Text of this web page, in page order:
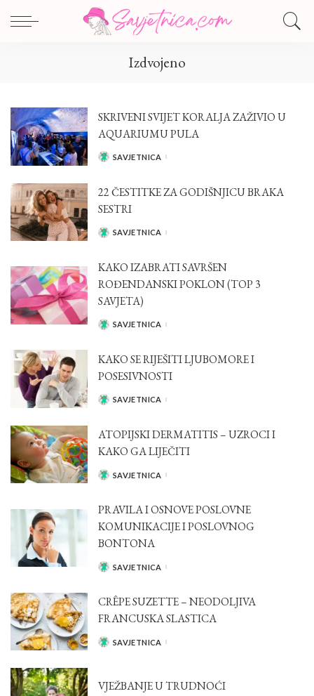
Izdvojeno
SKRIVENI SVIJET KORALJA ZAŽIVIO U
AQUARIUMU PULA
POSTED
SAVJETNICA
22 ČESTITKE ZA GODIŠNJICU BRAKA
SESTRI
POSTED
SAVJETNICA
KAKO IZABRATI SAVRŠEN
ROĐENDANSKI POKLON (TOP 3
SAVJETA)
POSTED
SAVJETNICA
KAKO SE RIJEŠITI LJUBOMORE I
POSESIVNOSTI
POSTED
SAVJETNICA
ATOPIJSKI DERMATITIS – UZROCI I
KAKO GA LIJEČITI
POSTED
SAVJETNICA
PRAVILA I OSNOVE POSLOVNE
KOMUNIKACIJE I POSLOVNOG
BONTONA
POSTED
SAVJETNICA
CRÊPE SUZETTE – NEODOLJIVA
FRANCUSKA SLASTICA
POSTED
SAVJETNICA
VJEŽBANJE U TRUDNOĆI